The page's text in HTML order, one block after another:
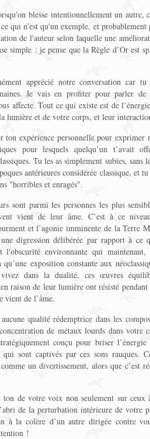
blesse intentionnellement un autre,
qui n'est qu'un exemple, et
de l'auteur selon laquelle une
simple : je pense que la Règle d’Or est
apprécié notre conversation car
Je vais en profiter pour parler de
affecte. Tout ce qui existe est de
lumière et de votre corps, et leur
ton expérience personnelle pour
pour lesquels quelqu’un t’avait
Tu les as simplement subies,
antérieures considérée classique, et
"horribles et enragés".
sont parmi les personnes les plus
vient de leur âme. C’est à ce
et l’agonie imminente de la Terre
digression délibérée par rapport à ce
l'obscurité environnante qui
exposition constante aux
dans la dualité, ces œuvres
raison de leur lumière ont résisté
vient de l’âme.
qualité rédemptrice dans les
de métaux lourds dans votre
conçu pour briser
qui sont captivés par ces sons rauques.
un divertissement, alors que c’est
ton de votre voix non seulement sur
de la perturbation intérieure de votre
à la colère d’un autre dirigée contre
!